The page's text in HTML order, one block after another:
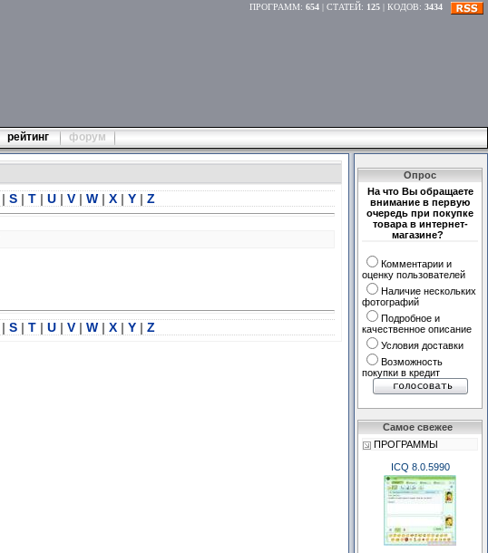
ПРОГРАММ: 654 | СТАТЕЙ: 125 | КОДОВ: 3434
рейтинг форум
| S | T | U | V | W | X | Y | Z
| S | T | U | V | W | X | Y | Z
Опрос
На что Вы обращаете
внимание в первую
очередь при покупке
товара в интернет-
магазине?
Комментарии и
оценку пользователей
Наличие нескольких
фотографий
Подробное и
качественное описание
Условия доставки
Возможность
покупки в кредит
Самое свежее
ПРОГРАММЫ
ICQ 8.0.5990